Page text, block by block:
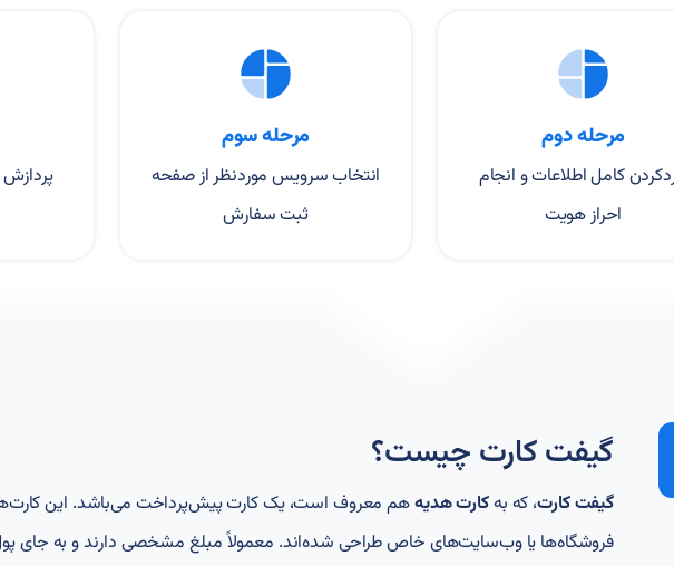
مرحله دوم
کامل اطلاعات و انجام
احراز هویت
مرحله سوم
انتخاب سرویس موردنظر از صفحه
ثبت سفارش
گیفت کارت چیست؟
گیفت کارت، که بهکارت هدیههم معروف است، یک کارت پیش‌پرداخت می‌باشد. این کارت‌ها
فروشگاه‌ها یا وب‌سایت‌های خاص طراحی شده‌اند. معمولاً مبلغ مشخصی دارند و به جای